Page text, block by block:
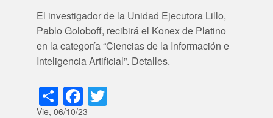
El investigador de la Unidad Ejecutora Lillo,
Pablo Goloboff, recibirá el Konex de Platino
en la categoría “Ciencias de la Información e
Inteligencia Artificial”. Detalles.
ShareFacebook
Vie, 06/10/23